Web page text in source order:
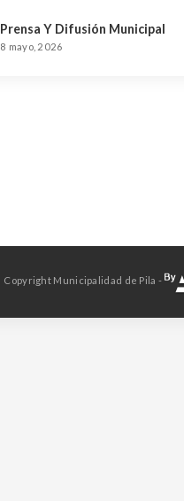
Prensa Y Difusión Municipal
8 mayo, 2026
Copyright Municipalidad de Pila -